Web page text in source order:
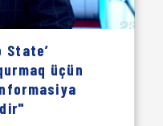
State’
üçün